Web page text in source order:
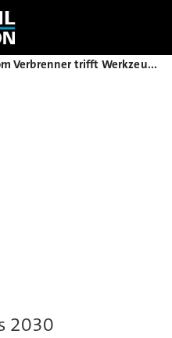
Abschied vom Verbrenner trifft Werkzeugmaschinenbauer
2030